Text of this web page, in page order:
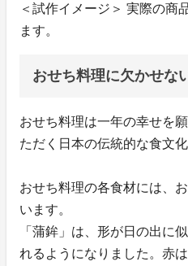
＜試作イメージ＞ 実際の商
ます。
おせち料理に欠かせな
おせち料理は一年の幸せを
ただく日本の伝統的な食文化
おせち料理の各食材には、
います。
「蒲鉾」は、形が日の出に
れるようになりました。赤